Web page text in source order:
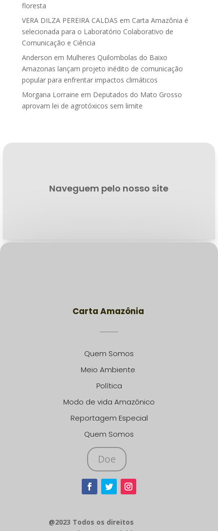
floresta
VERA DILZA PEREIRA CALDAS em Carta Amazônia é
selecionada para o Laboratório Colaborativo de
Comunicação e Ciência
Anderson em Mulheres Quilombolas do Baixo
Amazonas lançam projeto inédito de comunicação
popular para enfrentar impactos climáticos
Morgana Lorraine em Deputados do Mato Grosso
aprovam lei de agrotóxicos sem limite
Naveguem pelo nosso site
Carta Amazônia
Quem Somos
Meio Ambiente
Política
Modo de vida Amazônico
Reportagem Especial
Quem Somos
Doe
@2023 Todos os direitos